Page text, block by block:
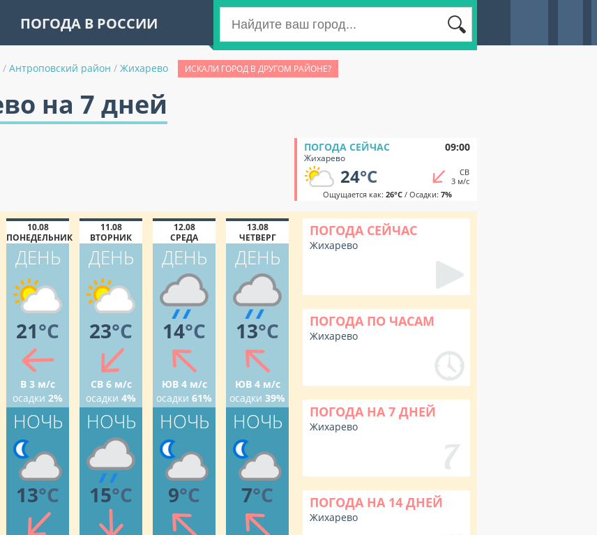
ПОГОДА В РОССИИ
/ Антроповский район / Жихарево ИСКАЛИ ГОРОД В ДРУГОМ РАЙОНЕ?
на 7 дней
ПОГОДА СЕЙЧАС 09:00
Жихарево
24°C
СВ
3 м/с
Ощущается как: 26°C/ Осадки: 7%
10.08
ПОНЕДЕЛЬНИК
ДЕНЬ
21°C
В 3 м/с
осадки 2%
НОЧЬ
13°C
11.08
ВТОРНИК
ДЕНЬ
23°C
СВ 6 м/с
осадки 4%
НОЧЬ
15°C
12.08
СРЕДА
ДЕНЬ
14°C
ЮВ 4 м/с
осадки 61%
НОЧЬ
9°C
13.08
ЧЕТВЕРГ
ДЕНЬ
13°C
ЮВ 4 м/с
осадки 39%
НОЧЬ
7°C
ПОГОДА СЕЙЧАС
Жихарево
ПОГОДА ПО ЧАСАМ
Жихарево
ПОГОДА НА 7 ДНЕЙ
Жихарево
ПОГОДА НА 14 ДНЕЙ
Жихарево